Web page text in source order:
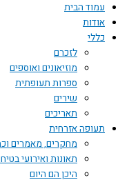
עמוד הבית
אודות
כללי
לזכרם
מוזיאונים ואוספים
ספרות תעופתית
שירים
תאריכים
תעופה אזרחית
מחקרים, מאמרים וכתבות
תאונות ואירועי בטיחות
היכן הם היום